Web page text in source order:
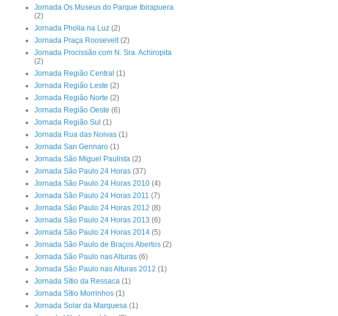
Jornada Os Museus do Parque Ibirapuera
(2)
Jornada Pholia na Luz (2)
Jornada Praça Roosevelt (2)
Jornada Procissão com N. Sra. Achiropita
(2)
Jornada Região Central (1)
Jornada Região Leste (2)
Jornada Região Norte (2)
Jornada Região Oeste (6)
Jornada Região Sul (1)
Jornada Rua das Noivas (1)
Jornada San Gennaro (1)
Jornada São Miguel Paulista (2)
Jornada São Paulo 24 Horas (37)
Jornada São Paulo 24 Horas 2010 (4)
Jornada São Paulo 24 Horas 2011 (7)
Jornada São Paulo 24 Horas 2012 (8)
Jornada São Paulo 24 Horas 2013 (6)
Jornada São Paulo 24 Horas 2014 (5)
Jornada São Paulo de Braços Abertos (2)
Jornada São Paulo nas Alturas (6)
Jornada São Paulo nas Alturas 2012 (1)
Jornada Sítio da Ressaca (1)
Jornada Sítio Morrinhos (1)
Jornada Solar da Marquesa (1)